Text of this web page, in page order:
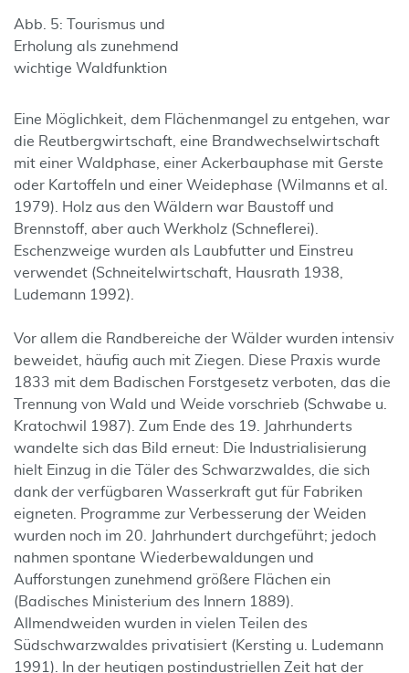
Abb. 5: Tourismus und
Erholung als zunehmend
wichtige Waldfunktion
Eine Möglichkeit, dem Flächenmangel zu entgehen, war
die Reutbergwirtschaft, eine Brandwechselwirtschaft
mit einer Waldphase, einer Ackerbauphase mit Gerste
oder Kartoffeln und einer Weidephase (Wilmanns et al.
1979). Holz aus den Wäldern war Baustoff und
Brennstoff, aber auch Werkholz (Schneflerei).
Eschenzweige wurden als Laubfutter und Einstreu
verwendet (Schneitelwirtschaft, Hausrath 1938,
Ludemann 1992).
Vor allem die Randbereiche der Wälder wurden intensiv
beweidet, häufig auch mit Ziegen. Diese Praxis wurde
1833 mit dem Badischen Forstgesetz verboten, das die
Trennung von Wald und Weide vorschrieb (Schwabe u.
Kratochwil 1987). Zum Ende des 19. Jahrhunderts
wandelte sich das Bild erneut: Die Industrialisierung
hielt Einzug in die Täler des Schwarzwaldes, die sich
dank der verfügbaren Wasserkraft gut für Fabriken
eigneten. Programme zur Verbesserung der Weiden
wurden noch im 20. Jahrhundert durchgeführt; jedoch
nahmen spontane Wiederbewaldungen und
Aufforstungen zunehmend größere Flächen ein
(Badisches Ministerium des Innern 1889).
Allmendweiden wurden in vielen Teilen des
Südschwarzwaldes privatisiert (Kersting u. Ludemann
1991). In der heutigen postindustriellen Zeit hat der